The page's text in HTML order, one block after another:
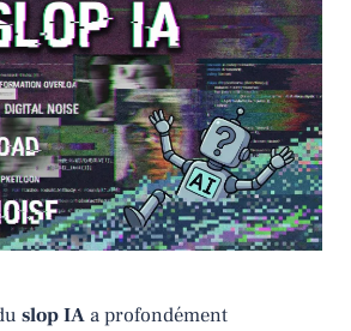
slop IAa profondément